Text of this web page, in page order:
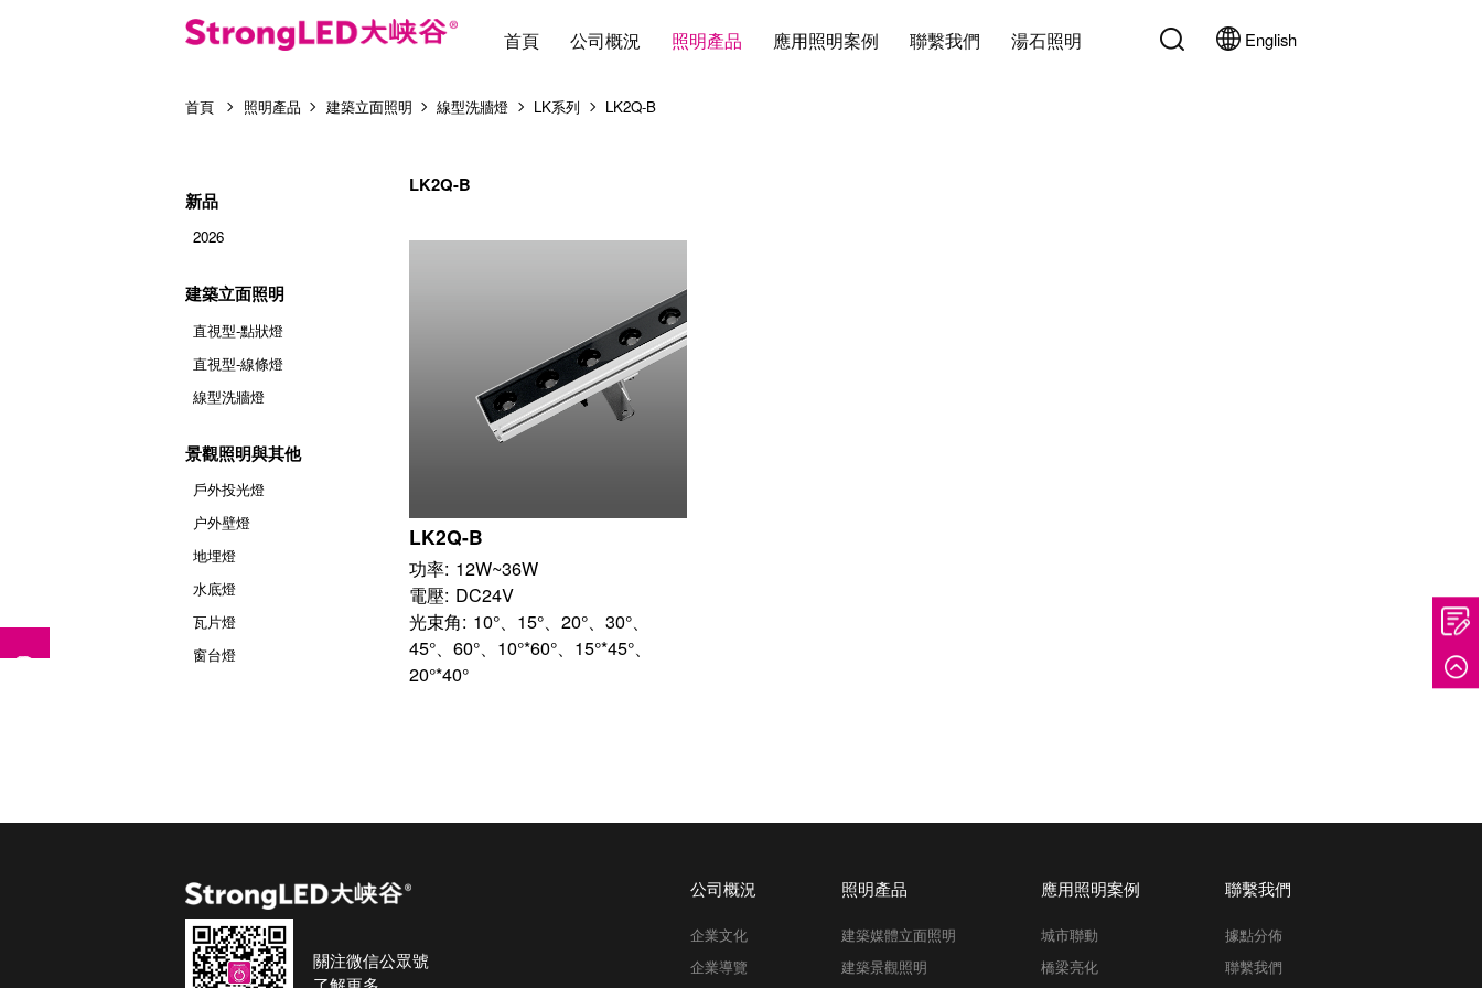
首頁 公司概況 照明產品 應用照明案例 聯繫我們 湯石照明 English
首頁 照明產品 建築立面照明 線型洗牆燈 LK系列 LK2Q-B
新品
2026
建築立面照明
直視型-點狀燈
直視型-線條燈
線型洗牆燈
景觀照明與其他
戶外投光燈
户外壁燈
地埋燈
水底燈
瓦片燈
窗台燈
LK2Q-B
LK2Q-B
功率: 12W~36W
電壓: DC24V
光束角: 10°、15°、20°、30°、
45°、60°、10°*60°、15°*45°、
20°*40°
關注微信公眾號
公司概況
企業文化
企業導覽
照明產品
建築媒體立面照明
建築景觀照明
應用照明案例
城市聯動
橋梁亮化
聯繫我們
據點分佈
聯繫我們